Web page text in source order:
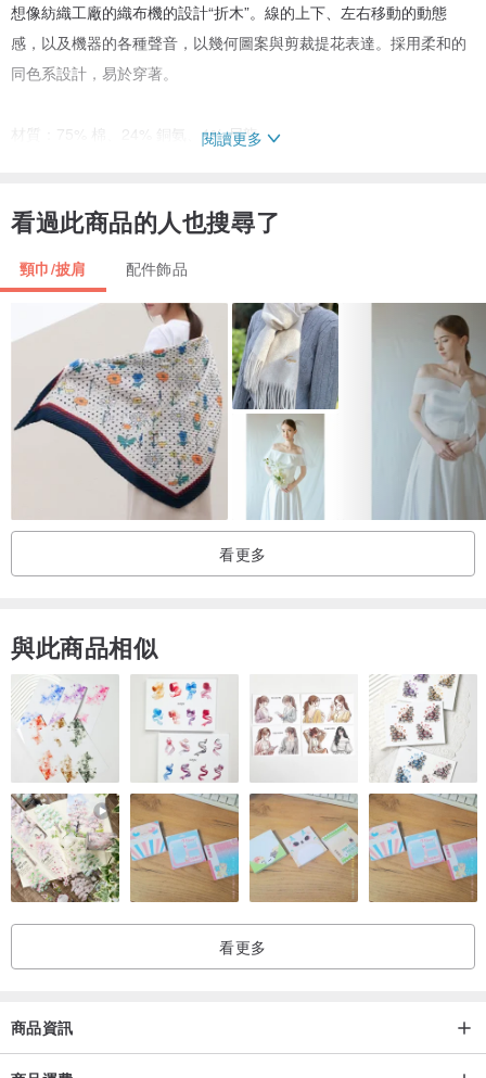
想像紡織工廠的織布機的設計“折木”。線的上下、左右移動的動態
感，以及機器的各種聲音，以幾何圖案與剪裁提花表達。採用柔和的
同色系設計，易於穿著。
材質：75% 棉、24% 銅氨、1% 尼龍
・丸萬株式會社
時代變了，但有些東西沒有變。 “梭織面料”是一種原始的織經紗和緯
紗的織物，5000多年前的埃及就有記載。兵庫和北播磨人編織的播州
織布從江戶時代末期就形成了產地，到了昭和時代，它作為高級色織
布走遍了世界。 Maruman希望通過紡織品傳達平成的純粹時刻，在
平成的平常時期觸摸特別的東西時的興奮、快樂、驚喜和可愛。
零件編號：371_S-CU-ORK-150M-001
閱讀更多
看過此商品的人也搜尋了
頸巾/披肩 配件飾品
看更多
與此商品相似
看更多
商品資訊